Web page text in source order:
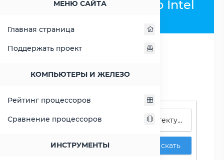
МЕНЮ САЙТА
Главная страница
Поддержать проект
КОМПЬЮТЕРЫ И ЖЕЛЕЗО
Рейтинг процессоров
Сравнение процессоров
ИНСТРУМЕНТЫ
Сравнить процессор Intel
Поиск процессоров
Искать